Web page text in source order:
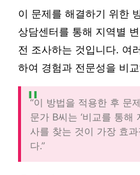
이 문제를 해결하기 위한
상담센터를 통해 지역별
전 조사하는 것입니다. 여
하여 경험과 전문성을 비
“이 방법을 적용한 후 문
문가 B씨는 ‘비교를 통해
사를 찾는 것이 가장 효과
다.”